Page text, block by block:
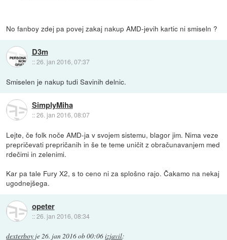
No fanboy zdej pa povej zakaj nakup AMD-jevih kartic ni smiseln ?
D3m
::26. jan 2016, 07:37
Smiselen je nakup tudi Savinih delnic.
SimplyMiha
::26. jan 2016, 08:07
Lejte, če folk noče AMD-ja v svojem sistemu, blagor jim. Nima veze
prepričevati prepričanih in še te teme uničit z obračunavanjem med
rdečimi in zelenimi.
Kar pa tale Fury X2, s to ceno ni za splošno rajo. Čakamo na nekaj
ugodnejšega.
opeter
::26. jan 2016, 08:34
dexterboy je26. jan 2016 ob 00:06izjavil: